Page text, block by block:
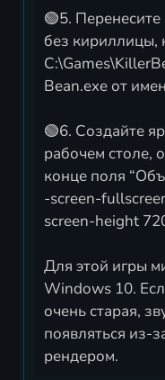
🟢5.
без кириллицы,
Bean.exe от
🟢6. Создайте
рабочем столе,
конце поля
-screen-
screen-height
Для этой игры
Windows 10.
очень старая,
появляться из-
рендером.